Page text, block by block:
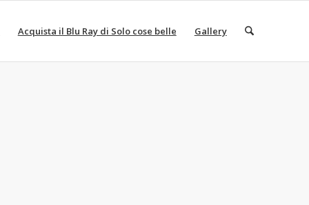
Acquista il Blu Ray di Solo cose belle Gallery